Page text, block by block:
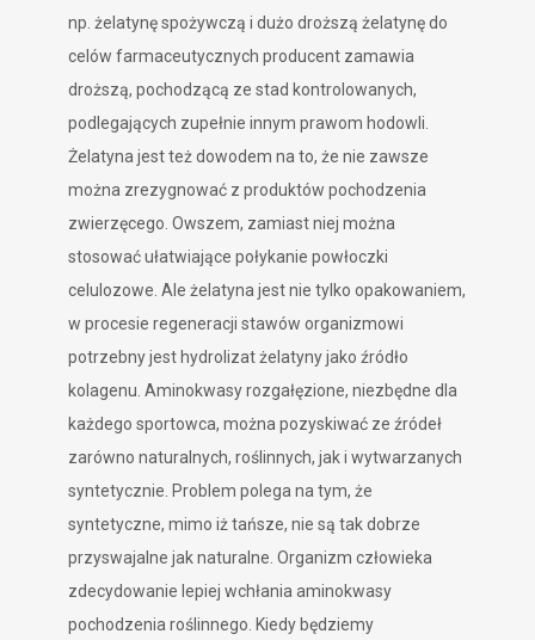
np. żelatynę spożywczą i dużo droższą żelatynę do
celów farmaceutycznych producent zamawia
droższą, pochodzącą ze stad kontrolowanych,
podlegających zupełnie innym prawom hodowli.
Żelatyna jest też dowodem na to, że nie zawsze
można zrezygnować z produktów pochodzenia
zwierzęcego. Owszem, zamiast niej można
stosować ułatwiające połykanie powłoczki
celulozowe. Ale żelatyna jest nie tylko opakowaniem,
w procesie regeneracji stawów organizmowi
potrzebny jest hydrolizat żelatyny jako źródło
kolagenu. Aminokwasy rozgałęzione, niezbędne dla
każdego sportowca, można pozyskiwać ze źródeł
zarówno naturalnych, roślinnych, jak i wytwarzanych
syntetycznie. Problem polega na tym, że
syntetyczne, mimo iż tańsze, nie są tak dobrze
przyswajalne jak naturalne. Organizm człowieka
zdecydowanie lepiej wchłania aminokwasy
pochodzenia roślinnego. Kiedy będziemy